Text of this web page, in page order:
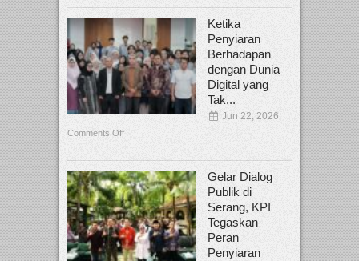
Ketika
Penyiaran
Berhadapan
dengan Dunia
Digital yang
Tak...
Jun 22, 2026
Comments Off
Gelar Dialog
Publik di
Serang, KPI
Tegaskan
Peran
Penyiaran